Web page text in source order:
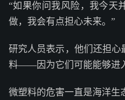
“如果你问我风险，我今天
做，我会有点担心未来。”
研究人员表示，他们还担
料——因为它们可能能够进
微塑料的危害一直是海洋生